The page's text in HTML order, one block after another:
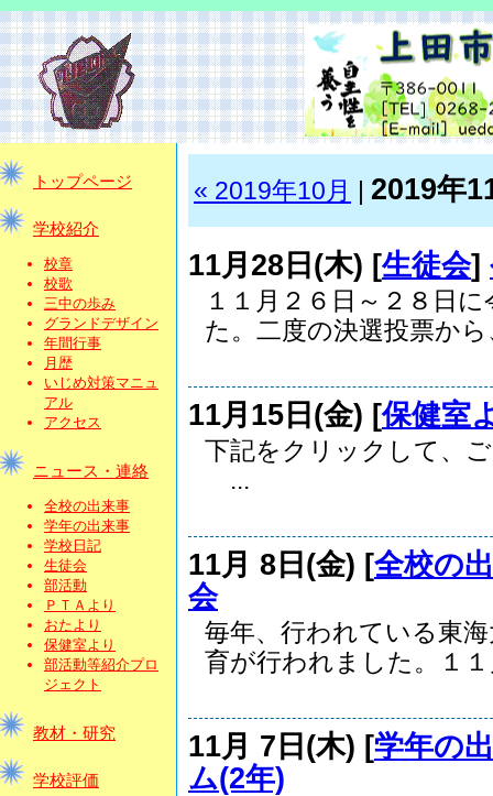
トップページ
学校紹介
校章
校歌
三中の歩み
グランドデザイン
年間行事
月歴
いじめ対策マニュ
アル
アクセス
ニュース・連絡
全校の出来事
学年の出来事
学校日記
生徒会
部活動
ＰＴＡより
おたより
保健室より
部活動等紹介プロ
ジェクト
教材・研究
学校評価
« 2019年10月 2019年
11月28日(木) [生徒会]
１１月２６日～２８日
た。二度の決選投票から
11月15日(金) [保健室
下記をクリックして、
...
11月 8日(金) [全校の
会
毎年、行われている東
育が行われました。１
11月 7日(木) [学年の
ム(2年)